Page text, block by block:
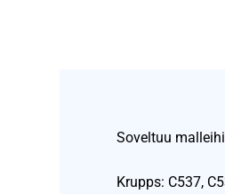
Soveltuu
Krupps: C537,